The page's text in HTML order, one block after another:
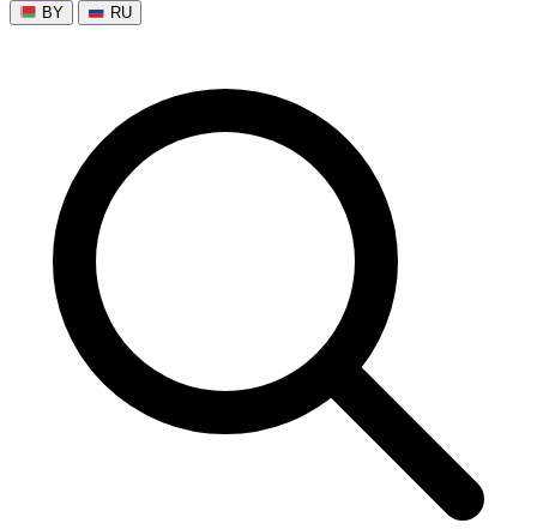
BY RU